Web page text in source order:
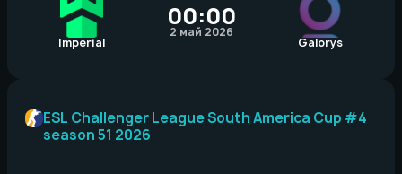
Imperial
00:00
2 май 2026
Galorys
ESL Challenger League South America Cup #4
season 51 2026